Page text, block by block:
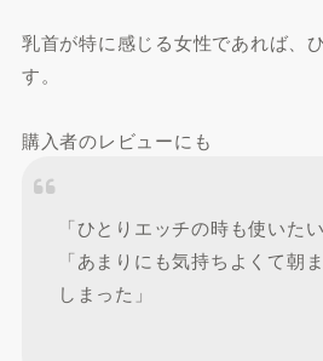
乳首が特に感じる女性であれば、
す。
購入者のレビューにも
「ひとりエッチの時も使いたい
「あまりにも気持ちよくて朝
しまった」